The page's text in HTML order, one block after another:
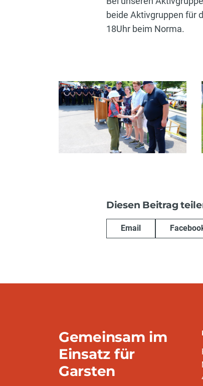
beide Aktivgruppen für
18Uhr beim Norma.
Diesen Beitrag
Email
Gemeinsam im
Einsatz für
Garsten